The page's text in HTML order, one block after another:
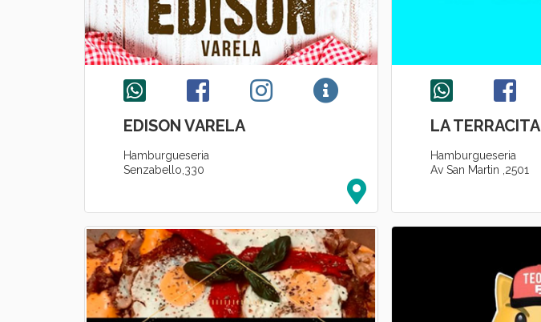
EDISON VARELA
Hamburgueseria
Senzabello,330
LA TERRACITA
Hamburgueseria
Av San Martin ,2501